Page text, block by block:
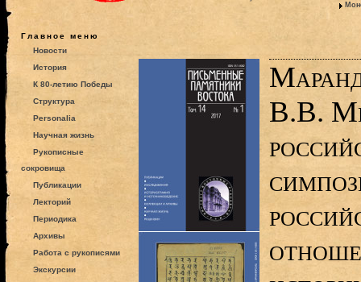
Главное меню
Новости
История
К 80-летию Победы
Структура
Personalia
Научная жизнь
Рукописные
сокровища
Публикации
Лекторий
Периодика
Архивы
Работа с рукописями
Экскурсии
В.В.